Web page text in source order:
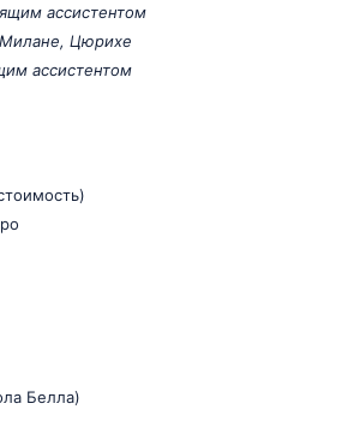
ассистентом
Милане, Цюрихе
ассистентом
Белла)